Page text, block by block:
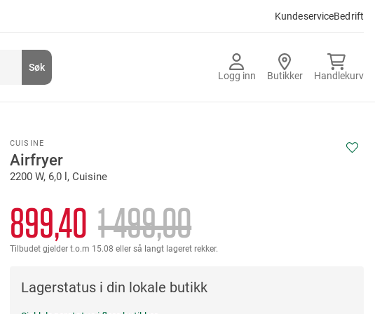
KundeserviceBedrift
Logg inn Butikker Handlekurv
Søk
CUISINE
Airfryer
2200 W, 6,0 l, Cuisine
899,40 1 499,00
Tilbudet gjelder t.o.m 15.08 eller så langt lageret rekker.
Lagerstatus i din lokale butikk